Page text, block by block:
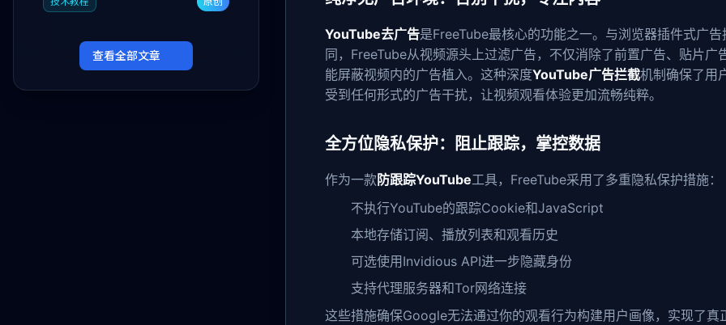
日常使用。
查看全部文章
YouTube去广告是FreeTube最核心的功能之一。与浏览器插件式广告
同，FreeTube从视频源头上过滤广告，不仅消除了前置广告、贴片广
能屏蔽视频内的广告植入。这种深度YouTube广告拦截机制确保了用
受到任何形式的广告干扰，让视频观看体验更加流畅纯粹。
全方位隐私保护：阻止跟踪，掌控数据
作为一款 防跟踪YouTube工具，FreeTube采用了多重隐私保护措施：
不执行YouTube的跟踪Cookie和JavaScript
本地存储订阅、播放列表和观看历史
可选使用Invidious API进一步隐藏身份
支持代理服务器和Tor网络连接
这些措施确保Google无法通过你的观看行为构建用户画像，实现了真